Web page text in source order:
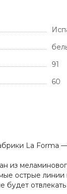
91
60
La Forma
из
острые линии
будет